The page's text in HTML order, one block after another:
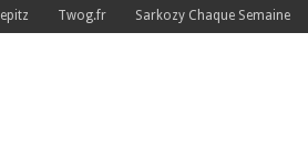
epitz Twog.fr Sarkozy Chaque Semaine